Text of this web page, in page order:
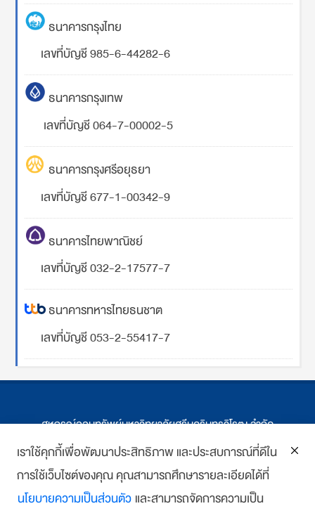
ธนาคารกรุงไทย
เลขที่บัญชี 985-6-44282-6
ธนาคารกรุงเทพ
เลขที่บัญชี 064-7-00002-5
ธนาคารกรุงศรีอยุธยา
เลขที่บัญชี 677-1-00342-9
ธนาคารไทยพาณิชย์
เลขที่บัญชี 032-2-17577-7
ธนาคารทหารไทยธนชาต
เลขที่บัญชี 053-2-55417-7
สหกรณ์ออมทรัพย์มหาวิทยาลัยศรีนครินทรวิโรฒ จำกัด
ที่ตั้ง 114 ซ.สุขุมวิท 23 ถ.สุขุมวิท กรุงเทพฯ
โทร : 02-259-1474, 02-258-0227
โทรสาร: 02-261-5703
เราใช้คุกกี้เพื่อพัฒนาประสิทธิภาพ และประสบการณ์ที่ดีใน
การใช้เว็บไซต์ของคุณ คุณสามารถศึกษารายละเอียดได้ที่
นโยบายความเป็นส่วนตัว และสามารถจัดการความเป็น